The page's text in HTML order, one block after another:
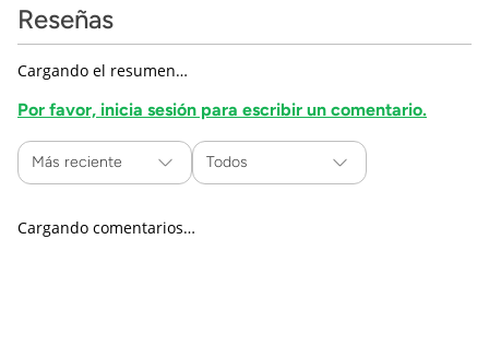
Reseñas
Cargando el resumen…
Por favor, inicia sesión para escribir un comentario.
Más reciente Todos
Cargando comentarios…